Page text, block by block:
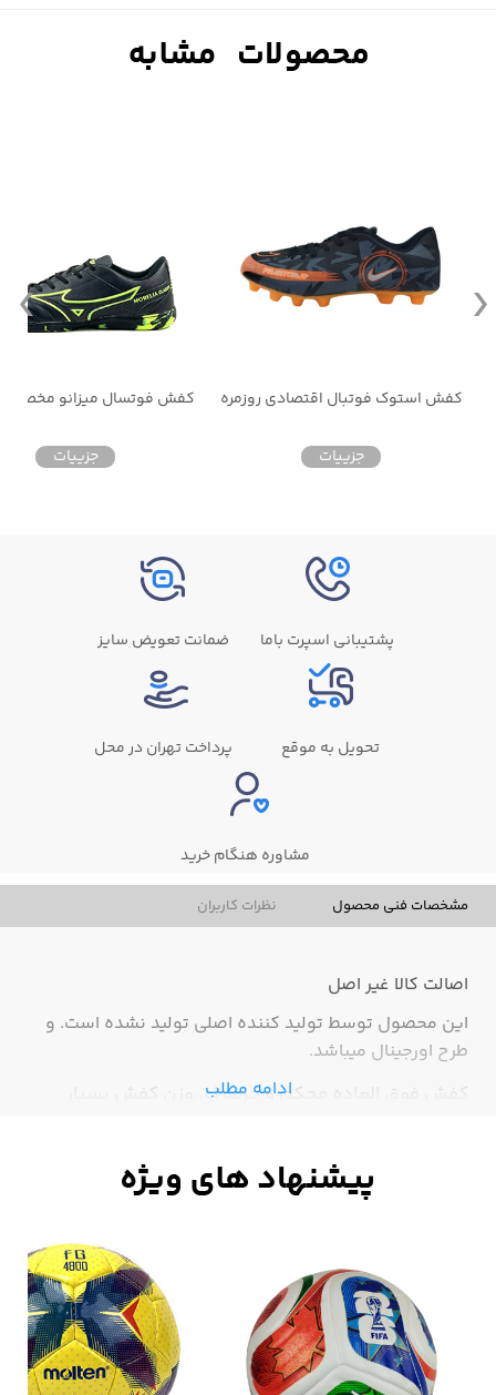
کفش استوک فوتبال اقتصادی روزمره
جزییات
کفش فوتسال میزانو
جزییات
پشتیبانی اسپرت باما ضمانت تعویض سایز
تحویل به موقع پرداخت تهران در محل
مشاوره هنگام خرید
مشخصات فنی محصول نظرات کاربران
اصالت کالا غیر اصل
این محصول توسط تولید کننده اصلی تولید نشده است. و
طرح اورجینال میباشد.
کفش فوق العاده محکم و حرفه ای،وزن کفش بسیار
طبیعی،دور دوز بسیار مقاوم
ادامه مطلب